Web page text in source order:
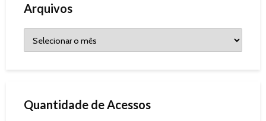
Arquivos
Quantidade de Acessos